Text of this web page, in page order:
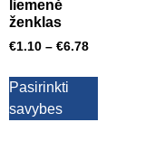
liemenė
ženklas
€1.10 – €6.78
Pasirinkti
savybes